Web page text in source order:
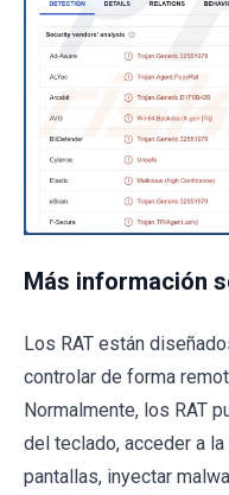
Más información
Los RAT están
controlar de forma
Normalmente, los RAT
del teclado, acceder a
pantallas, inyectar